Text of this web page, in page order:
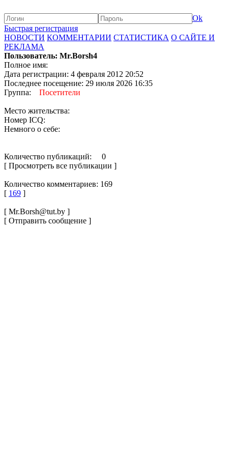
Ok
Быстрая регистрация
НОВОСТИ КОММЕНТАРИИ СТАТИСТИКА О САЙТЕ И
РЕКЛАМА
Пользователь: Mr.Borsh4
Полное имя:
Дата регистрации: 4 февраля 2012 20:52
Последнее посещение: 29 июля 2026 16:35
Группа: Посетители
Место жительства:
Номер ICQ:
Немного о себе:
Количество публикаций: 0
[ Просмотреть все публикации ]
Количество комментариев: 169
[ 169 ]
[ Mr.Borsh@tut.by ]
[ Отправить сообщение ]